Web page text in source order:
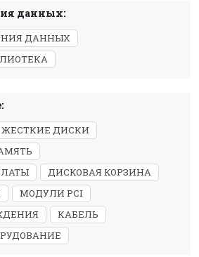
данных:
ДАННЫХ
ЖЕСТКИЕ ДИСКИ
ДИСКОВАЯ КОРЗИНА
МОДУЛИ PCI
КАБЕЛЬ